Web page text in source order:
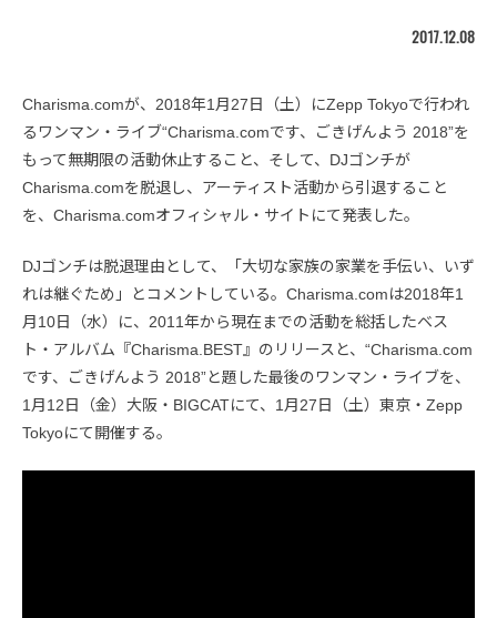
2017.12.08
Charisma.comが、2018年1月27日（土）にZepp Tokyoで行われ
るワンマン・ライブ“Charisma.comです、ごきげんよう 2018”を
もって無期限の活動休止すること、そして、DJゴンチが
Charisma.comを脱退し、アーティスト活動から引退すること
を、Charisma.comオフィシャル・サイトにて発表した。
DJゴンチは脱退理由として、「大切な家族の家業を手伝い、いず
れは継ぐため」とコメントしている。Charisma.comは2018年1
月10日（水）に、2011年から現在までの活動を総括したベス
ト・アルバム『Charisma.BEST』のリリースと、“Charisma.com
です、ごきげんよう 2018”と題した最後のワンマン・ライブを、
1月12日（金）大阪・BIGCATにて、1月27日（土）東京・Zepp
Tokyoにて開催する。